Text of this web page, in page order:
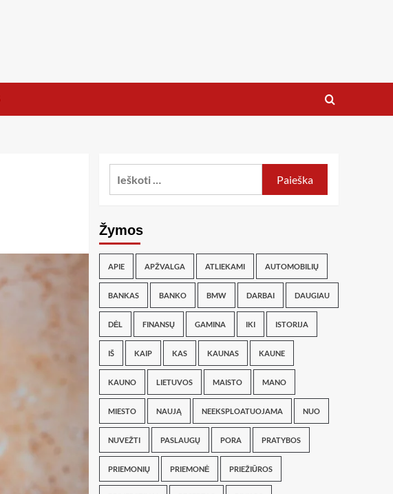
Žymos
APIE APŽVALGA ATLIEKAMI AUTOMOBILIŲ
BANKAS BANKO BMW DARBAI DAUGIAU
DĖL FINANSŲ GAMINA IKI ISTORIJA
IŠ KAIP KAS KAUNAS KAUNE
KAUNO LIETUVOS MAISTO MANO
MIESTO NAUJĄ NEEKSPLOATUOJAMA NUO
NUVEŽTI PASLAUGŲ PORA PRATYBOS
PRIEMONIŲ PRIEMONĖ PRIEŽIŪROS